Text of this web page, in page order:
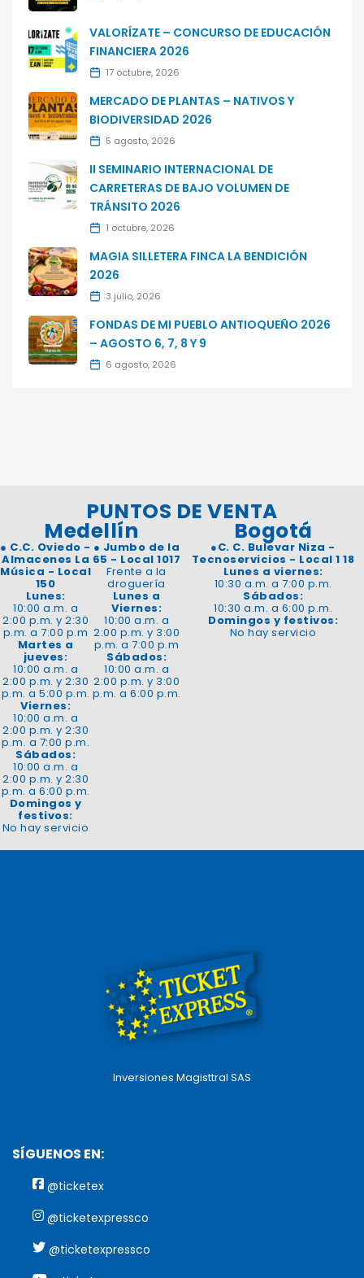
VALORÍZATE – CONCURSO DE EDUCACIÓN
FINANCIERA 2026
17 octubre, 2026
MERCADO DE PLANTAS – NATIVOS Y
BIODIVERSIDAD 2026
5 agosto, 2026
II SEMINARIO INTERNACIONAL DE
CARRETERAS DE BAJO VOLUMEN DE
TRÁNSITO 2026
1 octubre, 2026
MAGIA SILLETERA FINCA LA BENDICIÓN
2026
3 julio, 2026
FONDAS DE MI PUEBLO ANTIOQUEÑO 2026
– AGOSTO 6, 7, 8 Y 9
6 agosto, 2026
PUNTOS DE VENTA
Medellín
● C.C. Oviedo -
Almacenes La
Música - Local
150
Lunes:
10:00 a.m. a
2:00 p.m. y 2:30
p.m. a 7:00 p.m
Martes a
jueves:
10:00 a.m. a
2:00 p.m. y 2:30
p.m. a 5:00 p.m.
Viernes:
10:00 a.m. a
2:00 p.m. y 2:30
p.m. a 7:00 p.m.
Sábados:
10:00 a.m. a
2:00 p.m. y 2:30
p.m. a 6:00 p.m.
Domingos y
festivos:
No hay servicio
● Jumbo de la
65 - Local 1017
Frente a la
droguería
Lunes a
Viernes:
10:00 a.m. a
2:00 p.m. y 3:00
p.m. a 7:00 p.m
Sábados:
10:00 a.m. a
2:00 p.m. y 3:00
p.m. a 6:00 p.m.
Bogotá
●C. C. Bulevar Niza -
Tecnoservicios - Local 1 18
Lunes a viernes:
10:30 a.m. a 7:00 p.m.
Sábados:
10:30 a.m. a 6:00 p.m.
Domingos y festivos:
No hay servicio
Inversiones Magisttral SAS
SÍGUENOS EN:
@ticketex
@ticketexpressco
@ticketexpressco